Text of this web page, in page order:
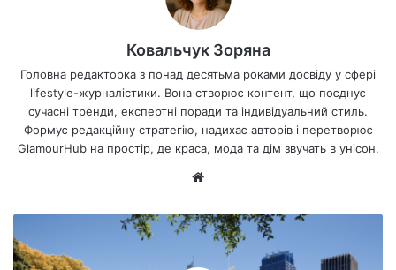
Ковальчук Зоряна
Головна редакторка з понад десятьма роками досвіду у сфері
lifestyle-журналістики. Вона створює контент, що поєднує
сучасні тренди, експертні поради та індивідуальний стиль.
Формує редакційну стратегію, надихає авторів і перетворює
GlamourHub на простір, де краса, мода та дім звучать в унісон.
са
йт